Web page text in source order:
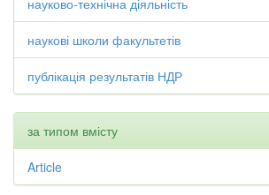
науково-технічна діяльність
наукові школи факультетів
публікація результатів НДР
за типом вмісту
Article